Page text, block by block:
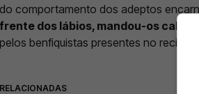
do comportamento dos adeptos
frente dos lábios, mandou-os calar
pelos benfiquistas presentes no recinto.
RELACIONADAS